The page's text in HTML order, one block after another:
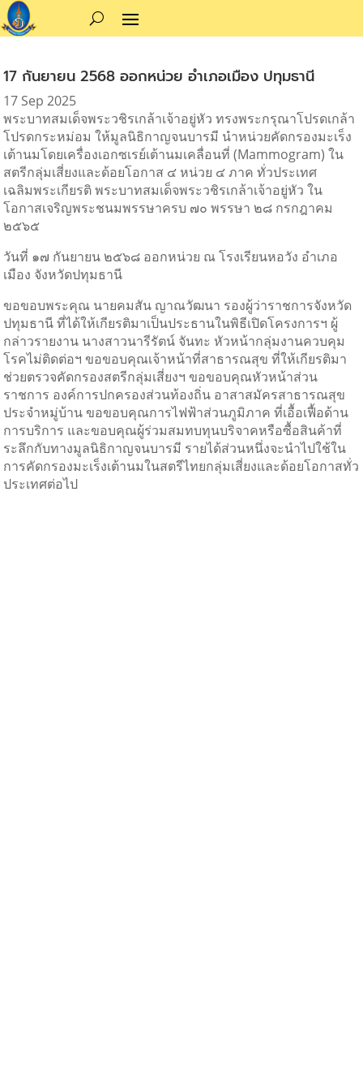
17 กันยายน 2568 ออกหน่วย อำเภอเมือง ปทุมธานี
17 Sep 2025
พระบาทสมเด็จพระวชิรเกล้าเจ้าอยู่หัว ทรงพระกรุณาโปรดเกล้า
โปรดกระหม่อม ให้มูลนิธิกาญจนบารมี นำหน่วยคัดกรองมะเร็ง
เต้านมโดยเครื่องเอกซเรย์เต้านมเคลื่อนที่ (Mammogram)ใน
สตรีกลุ่มเสี่ยงและด้อยโอกาส ๔ หน่วย ๔ ภาค ทั่วประเทศ
เฉลิมพระเกียรติ พระบาทสมเด็จพระวชิรเกล้าเจ้าอยู่หัว ใน
โอกาสเจริญพระชนมพรรษาครบ ๗๐ พรรษา ๒๘ กรกฎาคม
๒๕๖๕
วันที่ ๑๗ กันยายน ๒๕๖๘ ออกหน่วย ณ โรงเรียนหอวัง อำเภอ
เมือง จังหวัดปทุมธานี
ขอขอบพระคุณ นายคมสัน ญาณวัฒนา รองผู้ว่าราชการจังหวัด
ปทุมธานี ที่ได้ให้เกียรติมาเป็นประธานในพิธีเปิดโครงการฯ ผู้
กล่าวรายงาน นางสาวนารีรัตน์ จันทะ หัวหน้ากลุ่มงานควบคุม
โรคไม่ติดต่อฯ ขอขอบคุณเจ้าหน้าที่สาธารณสุข ที่ให้เกียรติมา
ช่วยตรวจคัดกรองสตรีกลุ่มเสี่ยงฯ ขอขอบคุณหัวหน้าส่วน
ราชการ องค์การปกครองส่วนท้องถิ่น อาสาสมัครสาธารณสุข
ประจำหมู่บ้าน ขอขอบคุณการไฟฟ้าส่วนภูมิภาค ที่เอื้อเฟื้อด้าน
การบริการ และขอบคุณผู้ร่วมสมทบทุนบริจาคหรือซื้อสินค้าที่
ระลึกกับทางมูลนิธิกาญจนบารมี รายได้ส่วนหนึ่งจะนำไปใช้ใน
การคัดกรองมะเร็งเต้านมในสตรีไทยกลุ่มเสี่ยงและด้อยโอกาสทั่ว
ประเทศต่อไป